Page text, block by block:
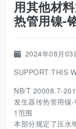
用其他材
热管用镍-
2024年08月03
SUPPORT THIS
NB/T 20008.7-
发生器传热管用镍
1范围
本部分规定了压水